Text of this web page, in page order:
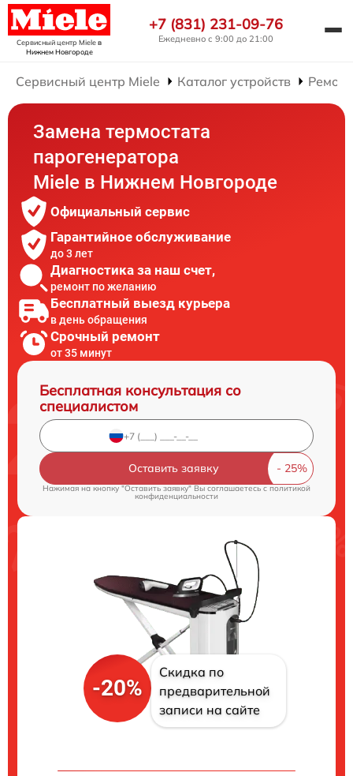
Сервисный центр Mieleв
Нижнем Новгороде
+7 (831) 231-09-76
Ежедневно с 9:00 до 21:00
Сервисный центр Miele Каталог устройств
Замена термостата
парогенератора
Miele в Нижнем Новгороде
Официальный сервис
Гарантийное обслуживание
до 3 лет
Диагностика за наш счет,
ремонт по желанию
Бесплатный выезд курьера
в день обращения
Срочный ремонт
от 35 минут
Бесплатная консультация со
специалистом
Оставить заявку
Нажимая на кнопку "Оставить заявку" Вы соглашаетесь cполитикой
конфиденциальности
-20%
Скидка по
предварительной
записи на сайте